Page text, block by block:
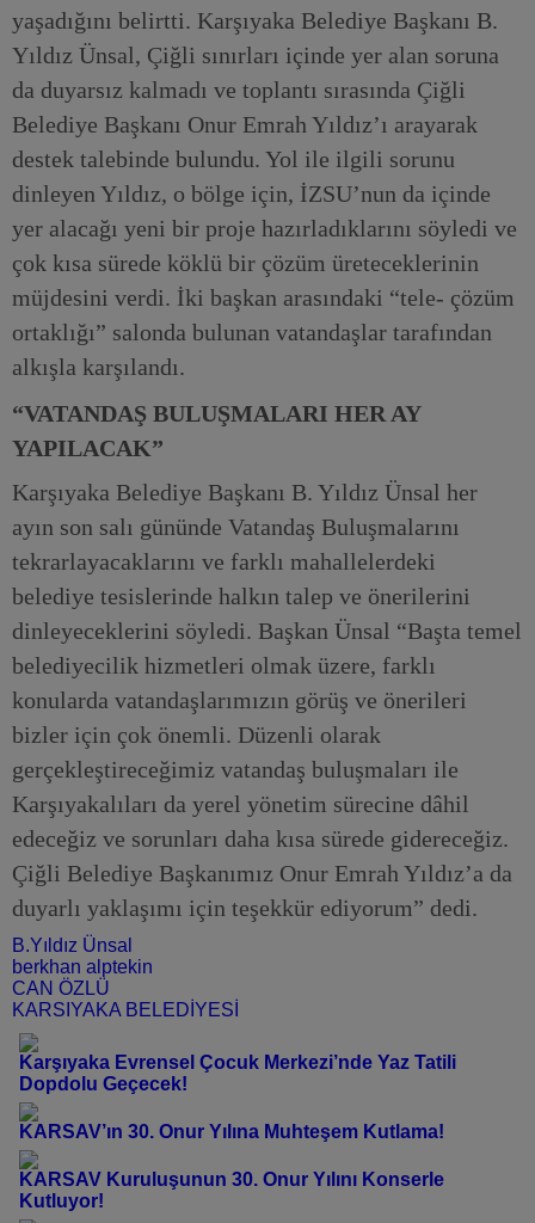
yaşadığını belirtti. Karşıyaka Belediye Başkanı B.
Yıldız Ünsal, Çiğli sınırları içinde yer alan soruna
da duyarsız kalmadı ve toplantı sırasında Çiğli
Belediye Başkanı Onur Emrah Yıldız’ı arayarak
destek talebinde bulundu. Yol ile ilgili sorunu
dinleyen Yıldız, o bölge için, İZSU’nun da içinde
yer alacağı yeni bir proje hazırladıklarını söyledi ve
çok kısa sürede köklü bir çözüm üreteceklerinin
müjdesini verdi. İki başkan arasındaki “tele- çözüm
ortaklığı” salonda bulunan vatandaşlar tarafından
alkışla karşılandı.
“VATANDAŞ BULUŞMALARI HER AY
YAPILACAK”
Karşıyaka Belediye Başkanı B. Yıldız Ünsal her
ayın son salı gününde Vatandaş Buluşmalarını
tekrarlayacaklarını ve farklı mahallelerdeki
belediye tesislerinde halkın talep ve önerilerini
dinleyeceklerini söyledi. Başkan Ünsal “Başta temel
belediyecilik hizmetleri olmak üzere, farklı
konularda vatandaşlarımızın görüş ve önerileri
bizler için çok önemli. Düzenli olarak
gerçekleştireceğimiz vatandaş buluşmaları ile
Karşıyakalıları da yerel yönetim sürecine dâhil
edeceğiz ve sorunları daha kısa sürede gidereceğiz.
Çiğli Belediye Başkanımız Onur Emrah Yıldız’a da
duyarlı yaklaşımı için teşekkür ediyorum” dedi.
B.Yıldız Ünsal
berkhan alptekin
CAN ÖZLÜ
KARSIYAKA BELEDİYESİ
Karşıyaka Evrensel Çocuk Merkezi’nde Yaz Tatili
Dopdolu Geçecek!
KARSAV’ın 30. Onur Yılına Muhteşem Kutlama!
KARSAV Kuruluşunun 30. Onur Yılını Konserle
Kutluyor!